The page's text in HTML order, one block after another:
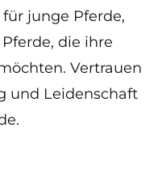
junge Pferde,
die ihre
Vertrauen
und Leidenschaft